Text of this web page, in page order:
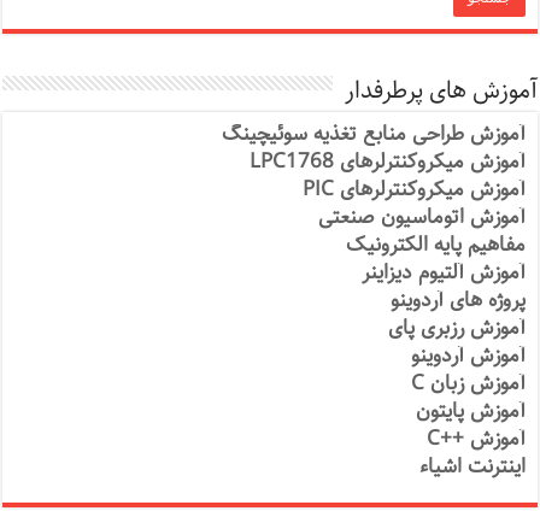
آموزش های پرطرفدار
آموزش طراحی منابع تغذیه سوئیچینگ
آموزش میکروکنترلرهای LPC1768
آموزش میکروکنترلرهای PIC
آموزش اتوماسیون صنعتی
مفاهیم پایه الکترونیک
آموزش آلتیوم دیزاینر
پروژه های آردوینو
آموزش رزبری پای
آموزش آردوینو
آموزش زبان C
آموزش پایتون
آموزش ++C
اینترنت اشیاء